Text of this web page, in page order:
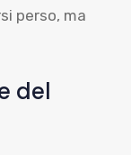
perso, ma
del